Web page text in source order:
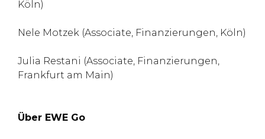
Köln)
Nele Motzek (Associate, Finanzierungen, Köln)
Julia Restani (Associate, Finanzierungen,
Frankfurt am Main)
Über EWE Go